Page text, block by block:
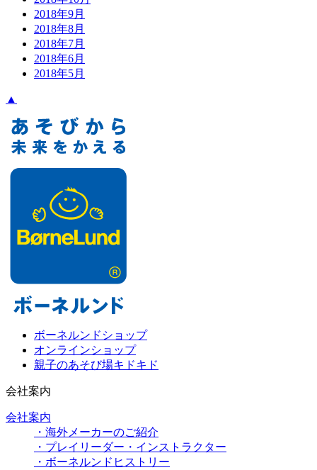
2018年9月
2018年8月
2018年7月
2018年6月
2018年5月
▲
ボーネルンドショップ
オンラインショップ
親子のあそび場キドキド
会社案内
会社案内
・海外メーカーのご紹介
・プレイリーダー・インストラクター
・ボーネルンドヒストリー